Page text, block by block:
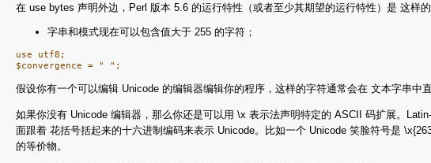
在 use bytes 声明外边，Perl 版本 5.6 的运行特性（或者至少其期望的运行特性）是 这样的
字串和模式现在可以包含值大于 255 的字符；
use utf8;
假设你有一个可以编辑 Unicode 的编辑器编辑你的程序，这样的字符通常会在 文本字串
如果你没有 Unicode 编辑器，那么你还是可以用 \x 表示法声明特定的 ASCII 码扩展。
面跟着 花括号括起来的十六进制编码来表示 Unicode。比如一个 Unicode 笑脸符号是
的等价物。